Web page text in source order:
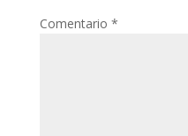
Comentario *